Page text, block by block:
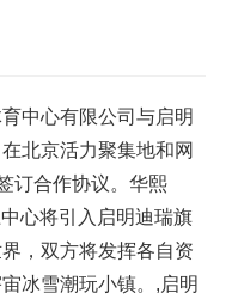
中心有限公司与启明
北京活力聚集地和网
订合作协议。华熙
心将引入启明迪瑞旗
，双方将发挥各自资
冰雪潮玩小镇。 , 启明